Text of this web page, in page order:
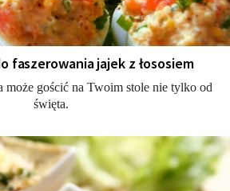
faszerowania jajek z łososiem
może gościć na Twoim stole nie tylko od
święta.